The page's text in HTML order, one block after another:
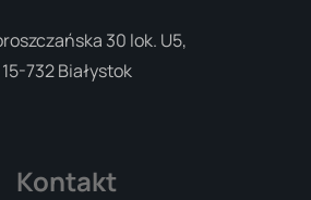
30 lok. U5,
15-732 Białystok
Kontakt